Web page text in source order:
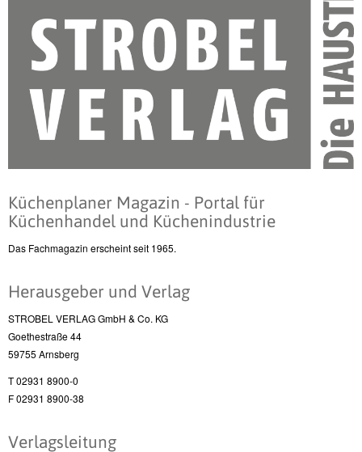
Küchenplaner Magazin - Portal für
Küchenhandel und Küchenindustrie
Das Fachmagazin erscheint seit 1965.
Herausgeber und Verlag
STROBEL VERLAG GmbH & Co. KG
Goethestraße 44
59755 Arnsberg
T 02931 8900-0
F 02931 8900-38
Verlagsleitung